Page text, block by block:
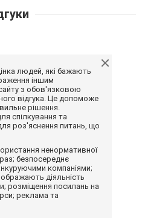
людей, які бажають
іншим
з обов'язковою
відгука. Це допоможе
рішення.
спілкування та
роз'яснення питань, що
ненормативної
безпосереднє
компаніями;
діяльність
розміщення посилань на
реклама та